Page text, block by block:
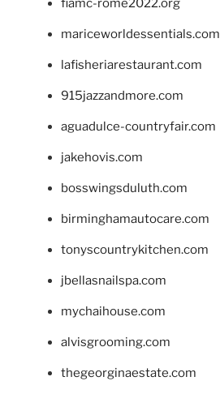
fiamc-rome2022.org
mariceworldessentials.com
lafisheriarestaurant.com
915jazzandmore.com
aguadulce-countryfair.com
jakehovis.com
bosswingsduluth.com
birminghamautocare.com
tonyscountrykitchen.com
jbellasnailspa.com
mychaihouse.com
alvisgrooming.com
thegeorginaestate.com